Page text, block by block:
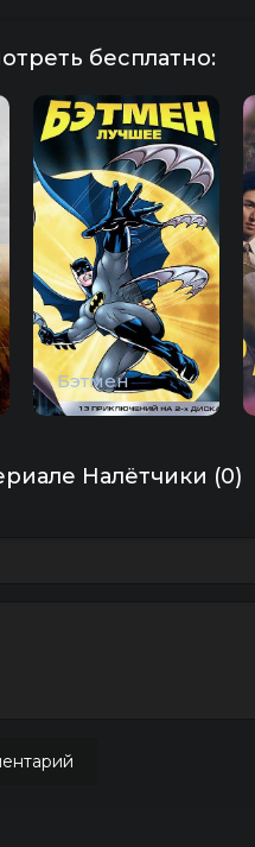
бесплатно:
Бэтмен
Налётчики (0)